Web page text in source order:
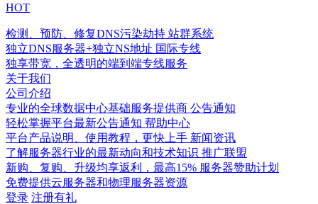
HOT
检测、预防、修复DNS污染劫持 站群系统
独立DNS服务器+独立NS地址 国际专线
独享带宽，全透明的端到端专线服务
关于我们
公司介绍
专业的全球数据中心基础服务提供商 公告通知
轻松掌握平台最新公告通知 帮助中心
平台产品说明、使用教程，更快上手 新闻资讯
了解服务器行业的最新动向和技术知识 推广联盟
新购、复购、升级均享返利，最高15% 服务器赞助计划
免费提供云服务器和物理服务器资源
登录 注册有礼